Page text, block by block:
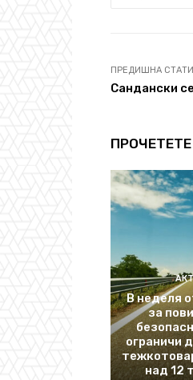
ПРЕДИШНА
Сандански
В неделя
за
ограничи
над 12